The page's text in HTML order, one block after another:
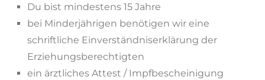
Du bist mindestens 15 Jahre
bei Minderjährigen benötigen wir eine
schriftliche Einverständniserklärung der
Erziehungsberechtigten
ein ärztliches Attest / Impfbescheinigung